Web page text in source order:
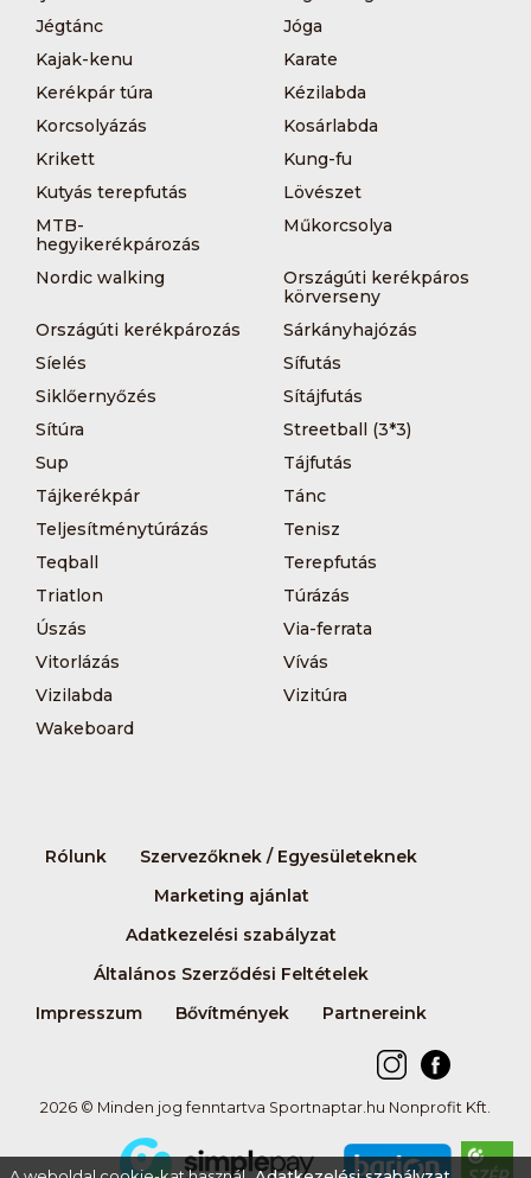
Jégtánc
Jóga
Kajak-kenu
Karate
Kerékpár túra
Kézilabda
Korcsolyázás
Kosárlabda
Krikett
Kung-fu
Kutyás terepfutás
Lövészet
MTB-
hegyikerékpározás
Műkorcsolya
Nordic walking
Országúti kerékpáros
körverseny
Országúti kerékpározás
Sárkányhajózás
Síelés
Sífutás
Siklőernyőzés
Sítájfutás
Sítúra
Streetball (3*3)
Sup
Tájfutás
Tájkerékpár
Tánc
Teljesítménytúrázás
Tenisz
Teqball
Terepfutás
Triatlon
Túrázás
Úszás
Via-ferrata
Vitorlázás
Vívás
Vizilabda
Vizitúra
Wakeboard
Rólunk
Szervezőknek / Egyesületeknek
Marketing ajánlat
Adatkezelési szabályzat
Általános Szerződési Feltételek
Impresszum
Bővítmények Partnereink
2026 © Minden jog fenntartva Sportnaptar.hu Nonprofit Kft.